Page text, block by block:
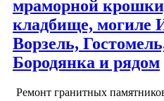
мраморной
кладбище, могиле
Ворзель,
Бородянка и рядом
Ремонт гранитных